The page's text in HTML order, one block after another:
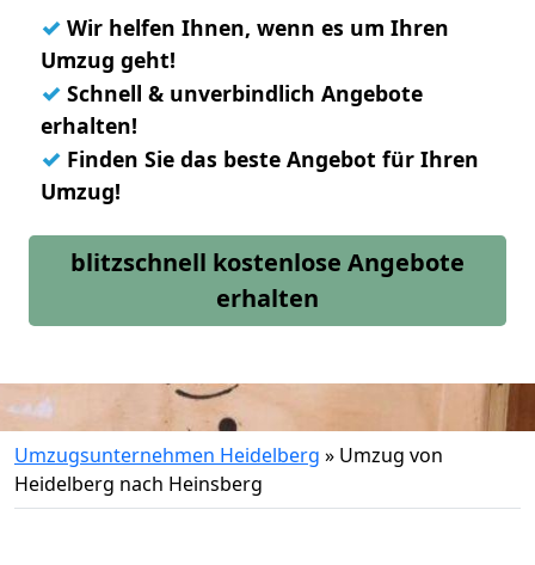
✓ Wir helfen Ihnen, wenn es um Ihren
Umzug geht!
✓ Schnell & unverbindlich Angebote
erhalten!
✓ Finden Sie das beste Angebot für Ihren
Umzug!
blitzschnell kostenlose Angebote
erhalten
Umzugsunternehmen Heidelberg » Umzug von
Heidelberg nach Heinsberg